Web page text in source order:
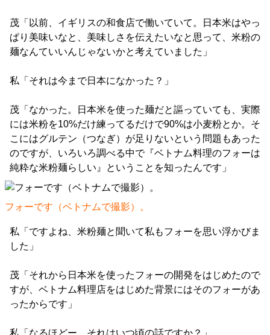
茂「以前、イギリスの和食店で働いていて。日本米はやっ
ぱり美味いなと、美味しさを伝えたいなと思って、米粉の
麺なんていいんじゃないかと考えていました」
私「それは今まで日本になかった？」
茂「なかった。日本米を使った麺だと謳っていても、実際
には米粉を10%だけ練ってるだけで90%は小麦粉とか。そ
こにはグルテン（つなぎ）が足りないという問題もあった
のですが、いろいろ調べる中で『ベトナム料理のフォーは
純粋な米粉麺らしい』ということを知ったんです」
フォーです（ベトナムで撮影）。
私「ですよね、米粉麺と聞いて私もフォーを思い浮かびま
した」
茂「それから日本米を使ったフォーの開発をはじめたので
すが、ベトナム料理店をはじめた背景にはそのフォーがあ
ったからです」